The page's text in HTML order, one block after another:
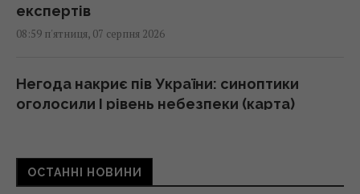
експертів
08:59 п'ятниця, 07 серпня 2026
Негода накриє пів України: синоптики
оголосили І рівень небезпеки (карта)
Трамп підписав укази про обмеження
ОСТАННІ НОВИНИ